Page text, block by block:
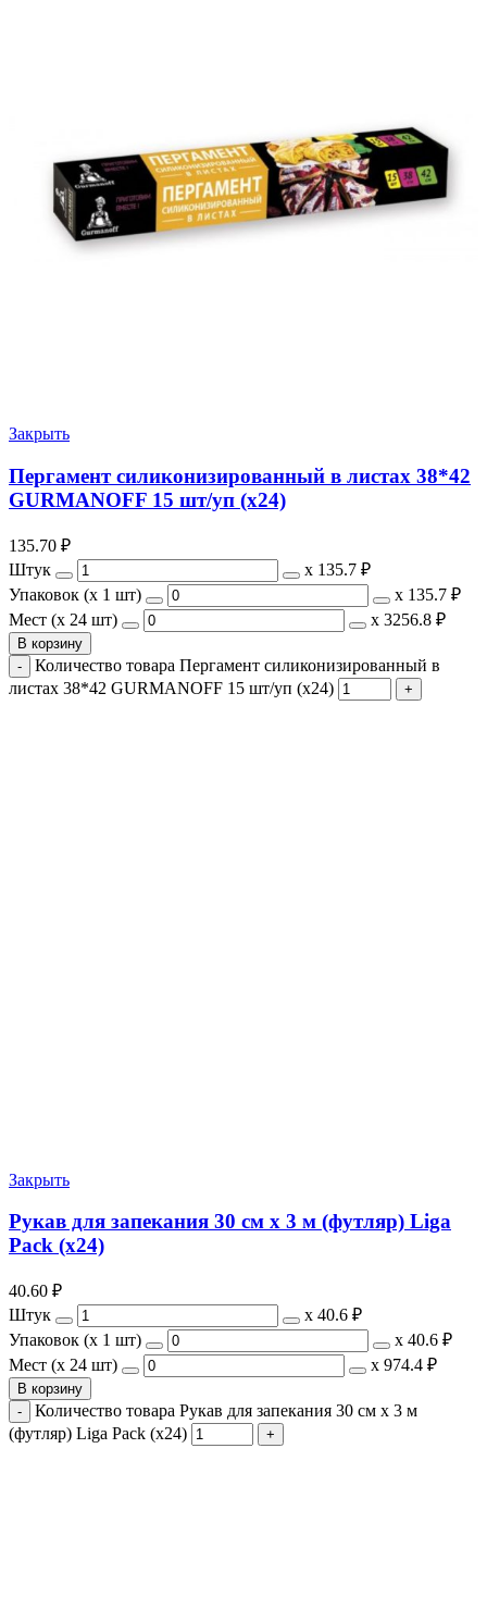
Закрыть
Пергамент силиконизированный в листах 38*42
GURMANOFF 15 шт/уп (х24)
135.70 ₽
Штук
х 135.7 ₽
Упаковок (x 1 шт)
х 135.7 ₽
Мест (x 24 шт)
х 3256.8 ₽
В корзину
Количество товара Пергамент силиконизированный в
листах 38*42 GURMANOFF 15 шт/уп (х24)
Закрыть
Рукав для запекания 30 см х 3 м (футляр) Liga
Pack (х24)
40.60 ₽
Штук
х 40.6 ₽
Упаковок (x 1 шт)
х 40.6 ₽
Мест (x 24 шт)
х 974.4 ₽
В корзину
Количество товара Рукав для запекания 30 см х 3 м
(футляр) Liga Pack (х24)